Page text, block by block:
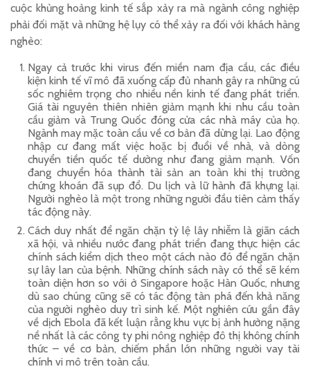
cuộc khủng hoảng kinh tế sắp xảy ra mà ngành công nghiệp
phải đối mặt và những hệ lụy có thể xảy ra đối với khách hàng
nghèo:
Ngay cả trước khi virus đến miền nam địa cầu, các điều
kiện kinh tế vĩ mô đã xuống cấp đủ nhanh gây ra những cú
sốc nghiêm trọng cho nhiều nền kinh tế đang phát triển.
Giá tài nguyên thiên nhiên giảm mạnh khi nhu cầu toàn
cầu giảm và Trung Quốc đóng cửa các nhà máy của họ.
Ngành may mặc toàn cầu về cơ bản đã dừng lại. Lao động
nhập cư đang mất việc hoặc bị đuổi về nhà, và dòng
chuyển tiền quốc tế dường như đang giảm mạnh. Vốn
đang chuyển hóa thành tài sản an toàn khi thị trường
chứng khoán đã sụp đổ. Du lịch và lữ hành đã khựng lại.
Người nghèo là một trong những người đầu tiên cảm thấy
tác động này.
Cách duy nhất để ngăn chặn tỷ lệ lây nhiễm là giãn cách
xã hội, và nhiều nước đang phát triển đang thực hiện các
chính sách kiểm dịch theo một cách nào đó để ngăn chặn
sự lây lan của bệnh. Những chính sách này có thể sẽ kém
toàn diện hơn so với ở Singapore hoặc Hàn Quốc, nhưng
dù sao chúng cũng sẽ có tác động tàn phá đến khả năng
của người nghèo duy trì sinh kế. Một nghiên cứu gần đây
về dịch Ebola đã kết luận rằng khu vực bị ảnh hưởng nặng
nề nhất là các công ty phi nông nghiệp đô thị không chính
thức – về cơ bản, chiếm phần lớn những người vay tài
chính vi mô trên toàn cầu.